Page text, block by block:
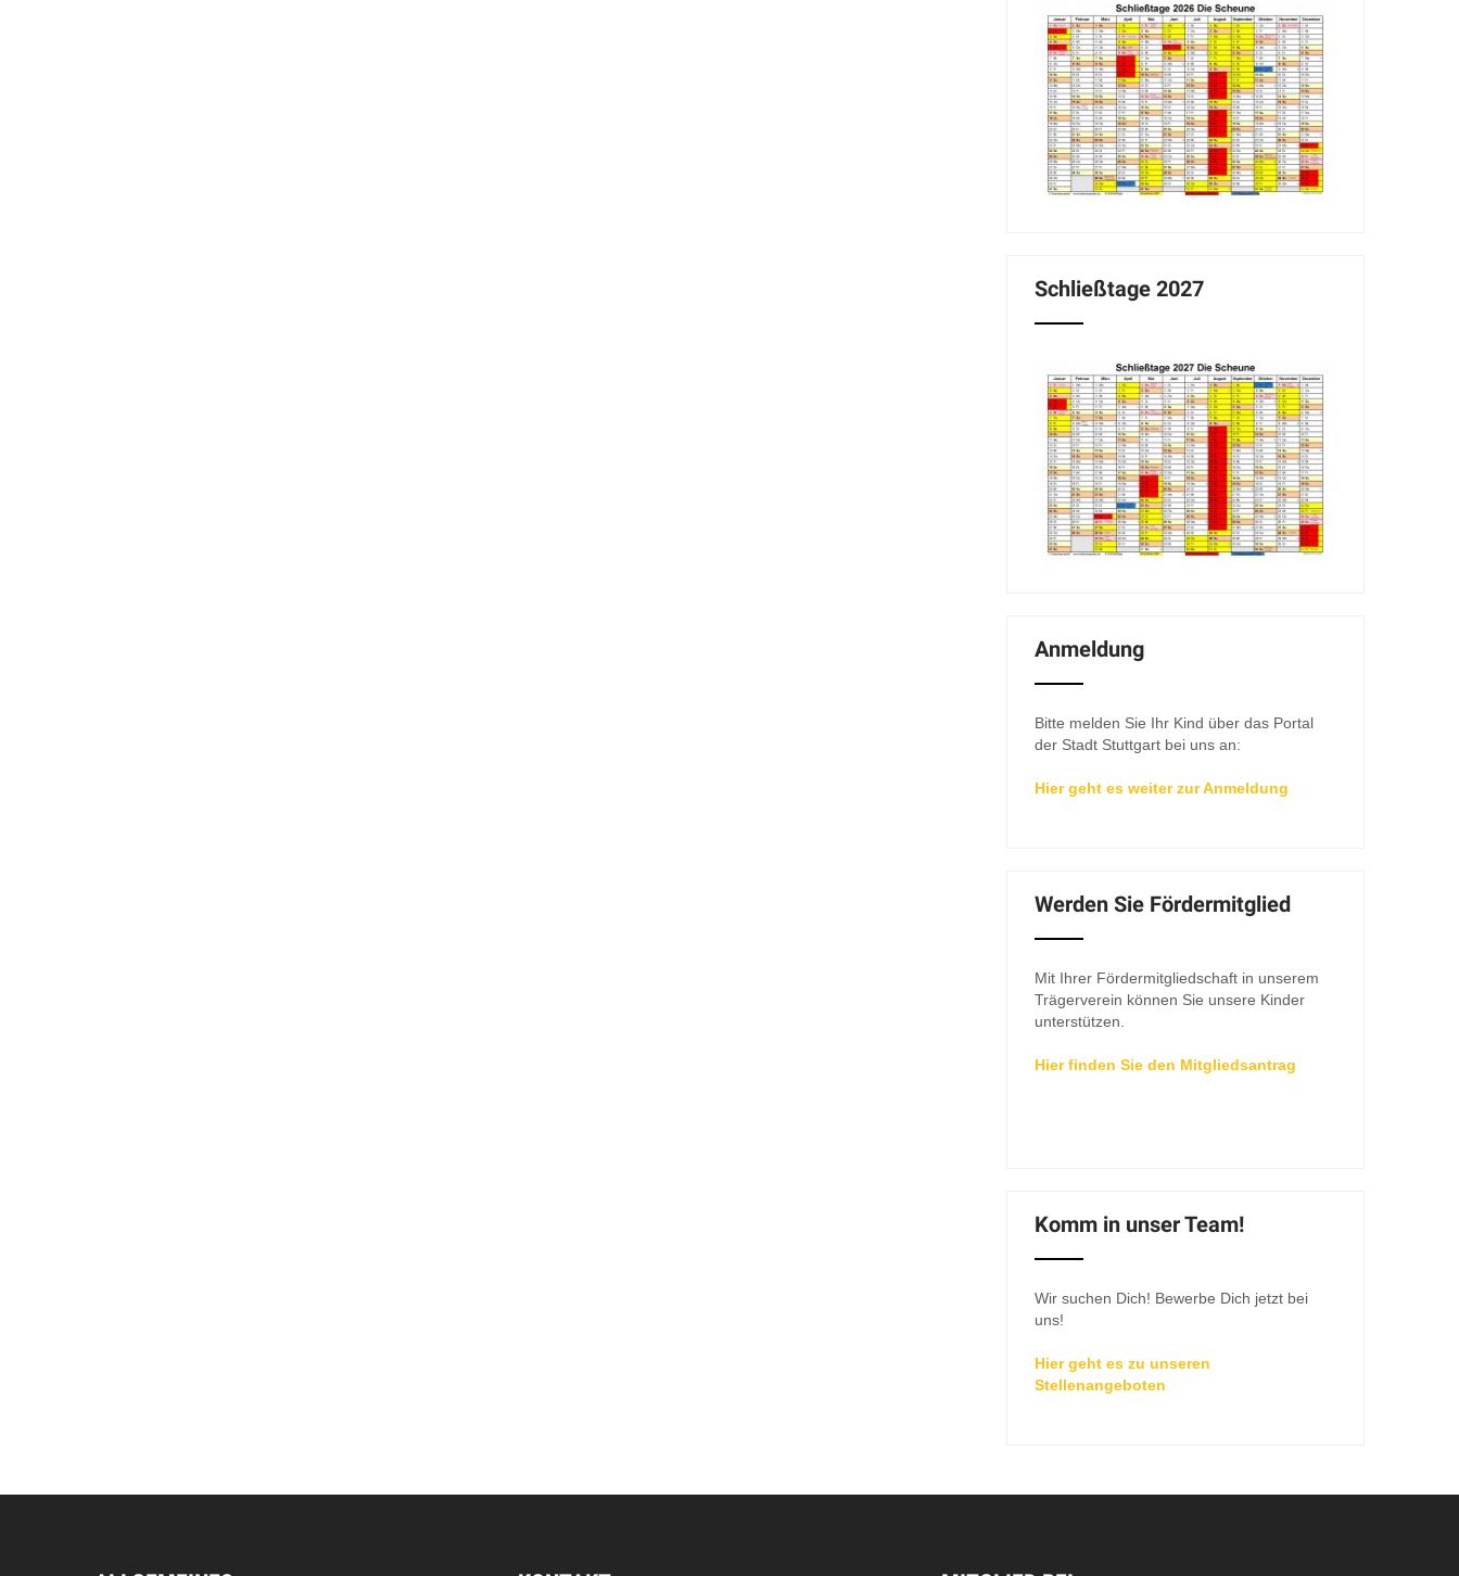
Schließtage 2027
Anmeldung
Bitte melden Sie Ihr Kind über das Portal
der Stadt Stuttgart bei uns an:
Hier geht es weiter zur Anmeldung
Werden Sie Fördermitglied
Mit Ihrer Fördermitgliedschaft in unserem
Trägerverein können Sie unsere Kinder
unterstützen.
Hier finden Sie den Mitgliedsantrag
Komm in unser Team!
Wir suchen Dich! Bewerbe Dich jetzt bei
uns!
Hier geht es zu unseren
Stellenangeboten